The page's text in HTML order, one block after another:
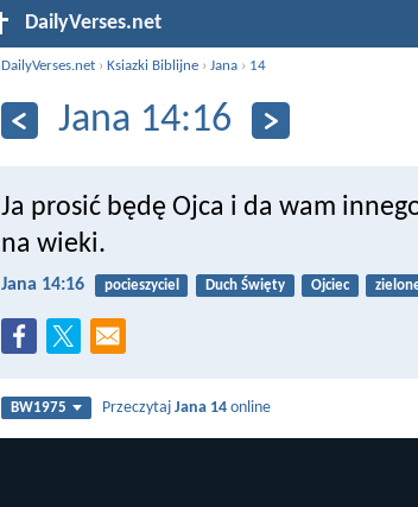
DailyVerses.net
DailyVerses.net ›Ksiazki Biblijne ›Jana › 14
Jana 14:16
Ja prosić będę Ojca i da wam
na wieki.
Jana 14:16 pocieszyciel Duch Święty Ojciec
BW1975 PrzeczytajJana 14 online